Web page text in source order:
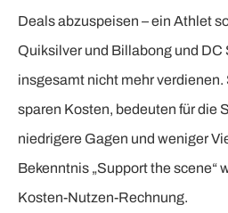
Deals abzuspeisen – ein Athlet
Quiksilver und Billabong und DC
insgesamt nicht mehr verdienen.
sparen Kosten, bedeuten für die
niedrigere Gagen und weniger
Bekenntnis „Support the scene“
Kosten-Nutzen-Rechnung.